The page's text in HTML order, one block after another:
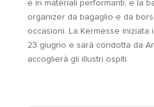
e in materiali performanti, e la
organizer da bagaglio e da
occasioni. La Kermesse iniziata
23 giugno e sarà condotta da
accoglierà gli illustri ospiti.